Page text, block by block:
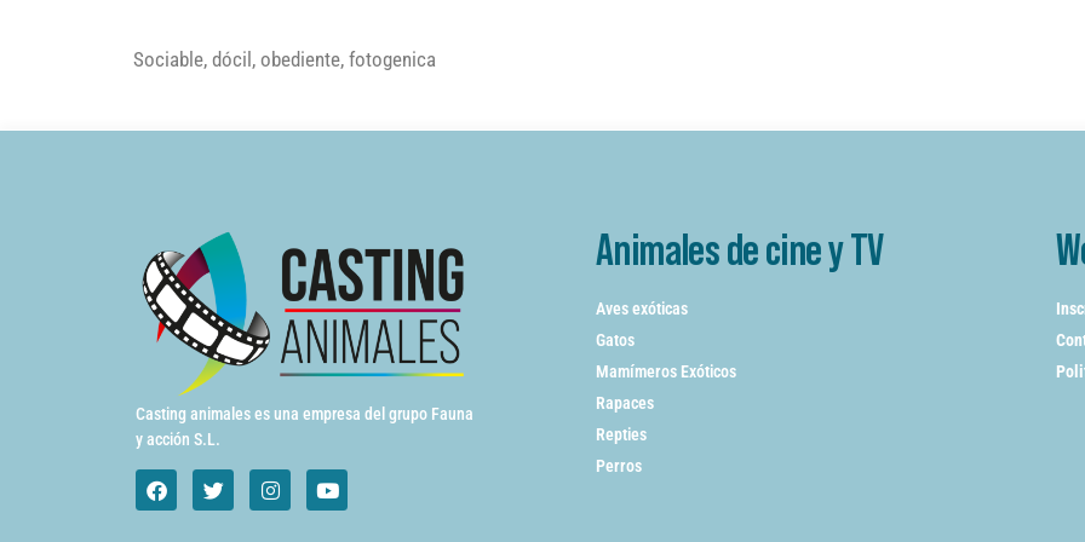
Sociable, dócil, obediente, fotogenica
Casting animales es una empresa del grupo Fauna
y acción S.L.
Animales de cine y TV
Aves exóticas
Gatos
Mamímeros Exóticos
Rapaces
Repties
Perros